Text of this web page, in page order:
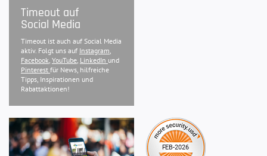
Timeout auf
Social Media
Timeout ist auch auf Social Media
aktiv. Folgt uns auf Instagram
Facebook YouTube LinkedIn und
Pinterest für News, hilfreiche
Tipps, Inspirationen und
Rabattaktionen!